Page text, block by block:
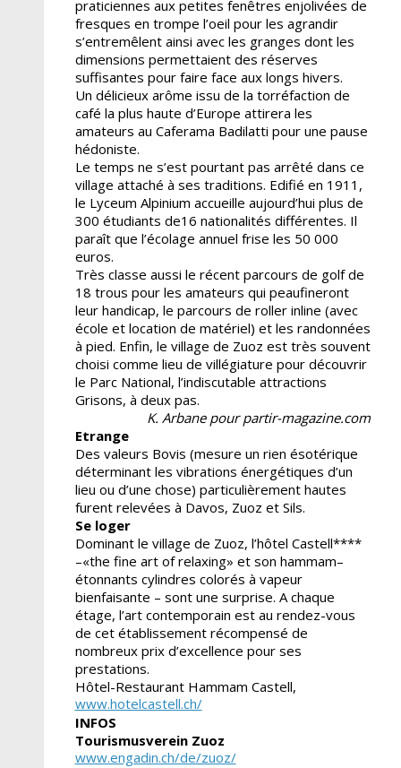
praticiennes aux petites fenêtres enjolivées de
fresques en trompe l’oeil pour les agrandir
s’entremêlent ainsi avec les granges dont les
dimensions permettaient des réserves
suffisantes pour faire face aux longs hivers.
Un délicieux arôme issu de la torréfaction de
café la plus haute d’Europe attirera les
amateurs au Caferama Badilatti pour une pause
hédoniste.
Le temps ne s’est pourtant pas arrêté dans ce
village attaché à ses traditions. Edifié en 1911,
le Lyceum Alpinium accueille aujourd’hui plus de
300 étudiants de16 nationalités différentes. Il
paraît que l’écolage annuel frise les 50 000
euros.
Très classe aussi le récent parcours de golf de
18 trous pour les amateurs qui peaufineront
leur handicap, le parcours de roller inline (avec
école et location de matériel) et les randonnées
à pied. Enfin, le village de Zuoz est très souvent
choisi comme lieu de villégiature pour découvrir
le Parc National, l’indiscutable attractions
Grisons, à deux pas.
K. Arbane pour partir-magazine.com
Etrange
Des valeurs Bovis (mesure un rien ésotérique
déterminant les vibrations énergétiques d’un
lieu ou d’une chose) particulièrement hautes
furent relevées à Davos, Zuoz et Sils.
Se loger
Dominant le village de Zuoz, l’hôtel Castell****
–«the fine art of relaxing» et son hammam–
étonnants cylindres colorés à vapeur
bienfaisante – sont une surprise. A chaque
étage, l’art contemporain est au rendez-vous
de cet établissement récompensé de
nombreux prix d’excellence pour ses
prestations.
Hôtel-Restaurant Hammam Castell,
www.hotelcastell.ch/
INFOS
Tourismusverein Zuoz
www.engadin.ch/de/zuoz/